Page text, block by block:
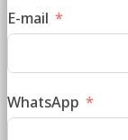
E-mail
WhatsApp